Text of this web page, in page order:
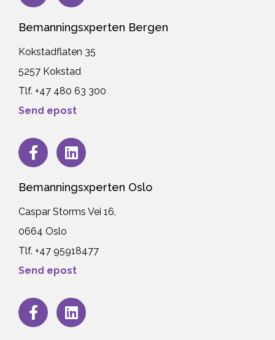
Bemanningsxperten Bergen
Kokstadflaten 35
5257 Kokstad
Tlf. +47 480 63 300
Send epost
Bemanningsxperten Oslo
Caspar Storms Vei 16,
0664 Oslo
Tlf. +47 95918477
Send epost